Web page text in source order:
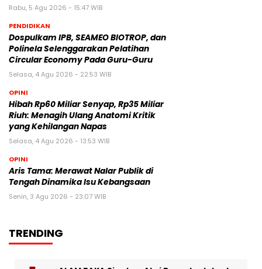
Rabu, 5 Agu 2026 - 15:47 WIB
PENDIDIKAN
Dospulkam IPB, SEAMEO BIOTROP, dan
Polinela Selenggarakan Pelatihan
Circular Economy Pada Guru-Guru
Selasa, 4 Agu 2026 - 22:53 WIB
OPINI
Hibah Rp60 Miliar Senyap, Rp35 Miliar
Riuh: Menagih Ulang Anatomi Kritik
yang Kehilangan Napas
Selasa, 4 Agu 2026 - 13:53 WIB
OPINI
Aris Tama: Merawat Nalar Publik di
Tengah Dinamika Isu Kebangsaan
Senin, 3 Agu 2026 - 23:07 WIB
TRENDING